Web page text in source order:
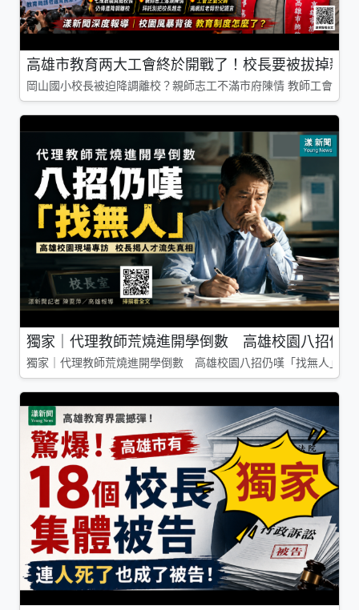
高雄市教育两大工會終於開戰了！校長要被拔掉親
岡山國小校長被迫降調離校？親師志工不滿市府陳情 教師工會槓
獨家｜代理教師荒燒進開學倒數 高雄校園八招仍
獨家｜代理教師荒燒進開學倒數 高雄校園八招仍嘆「找無人」